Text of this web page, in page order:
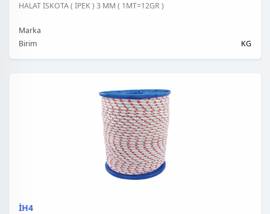
HALAT İSKOTA ( İPEK ) 3 MM ( 1MT=12GR )
Marka
Birim
KG
İH4